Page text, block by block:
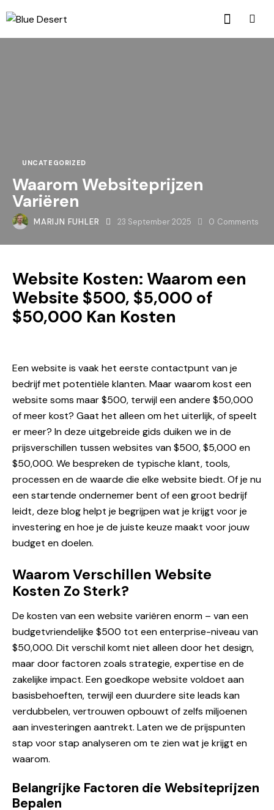
UNCATEGORIZED
Waarom Websiteprijzen
Variëren
MARIJN FUHLER 23 September 2025 0 Comments
Website Kosten: Waarom een
Website $500, $5,000 of
$50,000 Kan Kosten
Een website is vaak het eerste contactpunt van je
bedrijf met potentiële klanten. Maar waarom kost een
website soms maar $500, terwijl een andere $50,000
of meer kost? Gaat het alleen om het uiterlijk, of speelt
er meer? In deze uitgebreide gids duiken we in de
prijsverschillen tussen websites van $500, $5,000 en
$50,000. We bespreken de typische klant, tools,
processen en de waarde die elke website biedt. Of je nu
een startende ondernemer bent of een groot bedrijf
leidt, deze blog helpt je begrijpen wat je krijgt voor je
investering en hoe je de juiste keuze maakt voor jouw
budget en doelen.
Waarom Verschillen Website
Kosten Zo Sterk?
De kosten van een website variëren enorm – van een
budgetvriendelijke $500 tot een enterprise-niveau van
$50,000. Dit verschil komt niet alleen door het design,
maar door factoren zoals strategie, expertise en de
zakelijke impact. Een goedkope website voldoet aan
basisbehoeften, terwijl een duurdere site leads kan
verdubbelen, vertrouwen opbouwt of zelfs miljoenen
aan investeringen aantrekt. Laten we de prijspunten
stap voor stap analyseren om te zien wat je krijgt en
waarom.
Belangrijke Factoren die Websiteprijzen
Bepalen